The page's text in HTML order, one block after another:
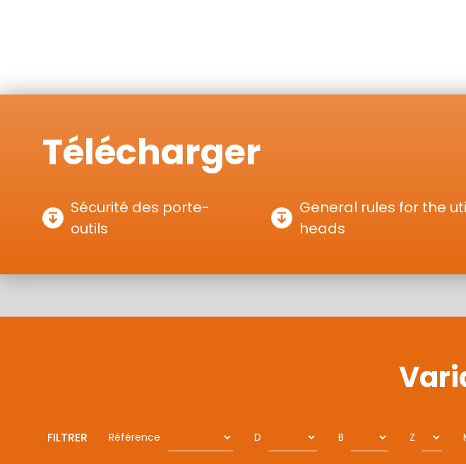
Télécharger
Sécurité des porte-
outils
General rules for the
heads
FILTRER Référence D B Z